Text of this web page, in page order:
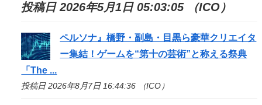
投稿日 2026年5月1日 05:03:05 （ICO）
ペルソナ』橋野・副島・目黒ら豪華クリエイタ
ー集結！ゲームを“第十の芸術”と称える祭典
「The ...
投稿日 2026年8月7日 16:44:36 （ICO）